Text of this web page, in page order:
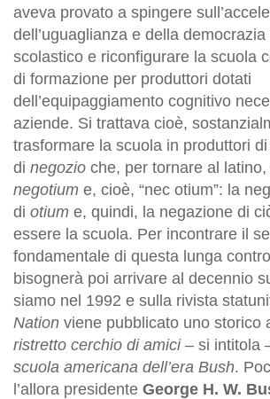
aveva provato a spingere
dell’uguaglianza e della
scolastico e riconfigurare la scuola
di formazione per produttori dotati
dell’equipaggiamento cognitivo
aziende. Si trattava cioè,
trasformare la scuola in produttori
di negozio che, per tornare al latino,
negotium e, cioè, “nec otium”: la
di otium e, quindi, la negazione di
essere la scuola. Per incontrare il
fondamentale di questa lunga
bisognerà poi arrivare al decennio
siamo nel 1992 e sulla rivista
Nation viene pubblicato uno storico
ristretto cerchio di amici– si intitola
scuola americana dell’era Bush.
l’allora presidente George H. W.